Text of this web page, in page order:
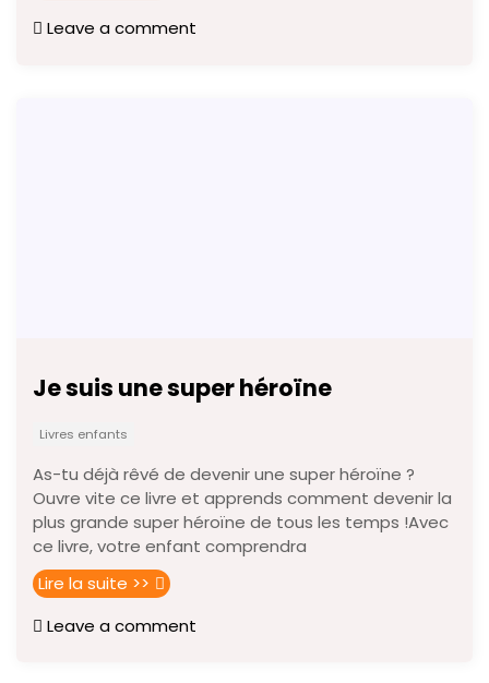
Leave a comment
Je suis une super héroïne
Livres enfants
As-tu déjà rêvé de devenir une super héroïne ?
Ouvre vite ce livre et apprends comment devenir la
plus grande super héroïne de tous les temps !Avec
ce livre, votre enfant comprendra
Lire la suite >>
Leave a comment